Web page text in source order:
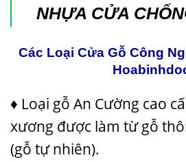
NHỰA CỬA
Các Loại Cửa Gỗ Công
♦ Loại gỗ An Cường cao
xương được làm từ gỗ
(gỗ tự nhiên).